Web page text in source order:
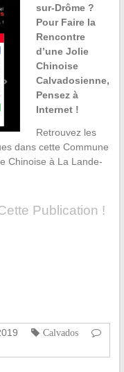
sur-Drôme ?
Pour Faire la
Rencontre
d’une Jolie
Chinoise
Calvadosienne,
Pensez à
Internet !
Retrouvez les
dans cette Commune
Chinoise à La Lande-
Publication !
Calvados